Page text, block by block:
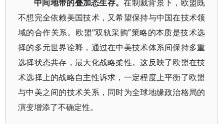
中间地带的叠加态生存。在制裁背景下，欧盟既
不想完全依赖美国技术，又希望保持与中国在技术领
域的合作关系。欧盟“双轨采购”策略的本质是技术选
择的多元世界诠释，通过在中美技术体系间保持多重
选择状态共存，最大化战略柔性。这反映了欧盟在技
术选择上的战略自主性诉求，一定程度上平衡了欧盟
与中美之间的技术关系，同时为全球地缘政治格局的
演变增添了不确定性。